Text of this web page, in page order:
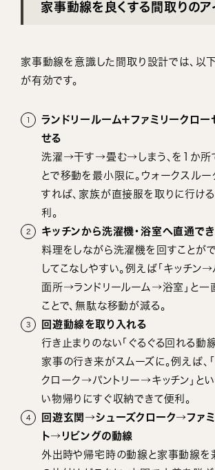
家事動線を良くする間取りのア
家事動線を意識した間取り設計では、以
が有効です。
ランドリールーム＋ファミリークロー
せる
洗濯→干す→畳む→しまう、を1か所
とで移動を最小限に。ウォークスルー
すれば、家族が直接服を取りに行け
利。
キッチンから洗濯機・浴室へ直通で
料理をしながら洗濯機を回すことが
してこなしやすい。例えば「キッチン
面所→ランドリールーム→浴室」と一
ことで、無駄な移動が減る。
回遊動線を取り入れる
行き止まりのない「ぐるぐる回れる動線
家事の行き来がスムーズに。例えば、
クローク→パントリー→キッチン」とい
い物帰りにすぐ収納できて便利。
回遊玄関→シューズクローク→ファミ
ト→リビングの動線
外出時や帰宅時の動線と家事動線を